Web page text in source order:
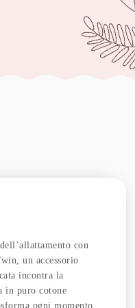
con
un accessorio
incontra la
in puro cotone
ogni momento